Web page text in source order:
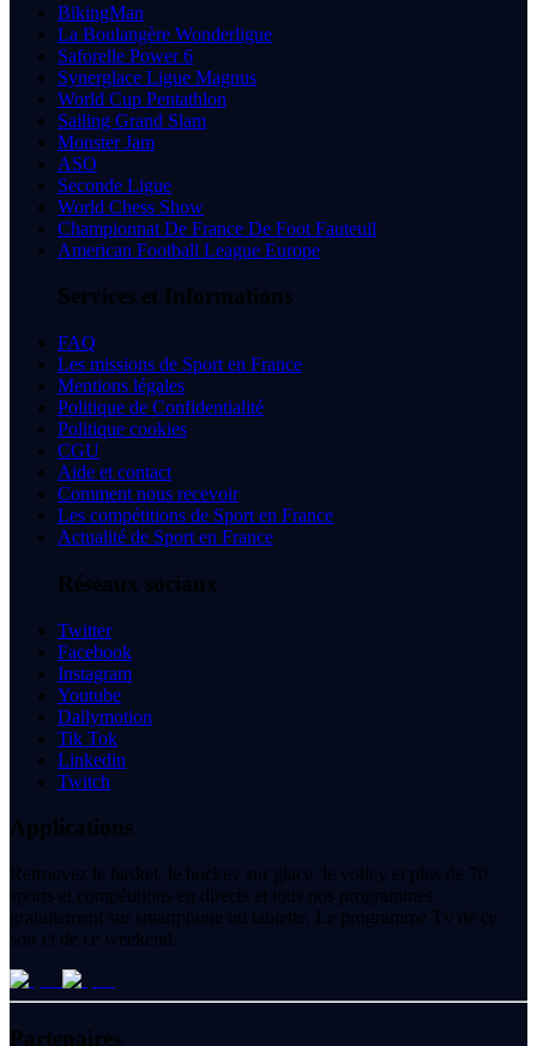
BikingMan
La Boulangère Wonderligue
Saforelle Power 6
Synerglace Ligue Magnus
World Cup Pentathlon
Sailing Grand Slam
Monster Jam
ASO
Seconde Ligue
World Chess Show
Championnat De France De Foot Fauteuil
American Football League Europe
Services et Informations
FAQ
Les missions de Sport en France
Mentions légales
Politique de Confidentialité
Politique cookies
CGU
Aide et contact
Comment nous recevoir
Les compétitions de Sport en France
Actualité de Sport en France
Réseaux sociaux
Twitter
Facebook
Instagram
Youtube
Dailymotion
Tik Tok
Linkedin
Twitch
Applications
Retrouvez le basket, le hockey sur glace, le volley et plus de 70
sports et compétitions en directs et tous nos programmes
gratuitement sur smartphone ou tablette. Le programme Tv de ce
soir et de ce weekend.
Partenaires